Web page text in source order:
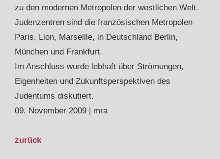
zu den modernen Metropolen der westlichen Welt.
Judenzentren sind die französischen Metropolen
Paris, Lion, Marseille, in Deutschland Berlin,
München und Frankfurt.
Im Anschluss wurde lebhaft über Strömungen,
Eigenheiten und Zukunftsperspektiven des
Judentums diskutiert.
09. November 2009 | mra
zurück